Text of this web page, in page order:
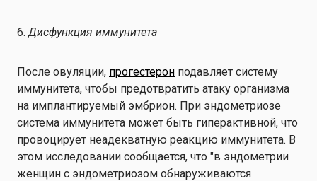
6.Дисфункция иммунитета
После овуляции, прогестерон подавляет систему
иммунитета, чтобы предотвратить атаку организма
на имплантируемый эмбрион. При эндометриозе
система иммунитета может быть гиперактивной, что
провоцирует неадекватную реакцию иммунитета. В
этом исследовании сообщается, что "в эндометрии
женщин с эндометриозом обнаруживаются